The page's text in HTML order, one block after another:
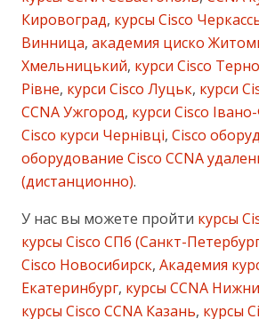
Кировоград, курсы Cisco
Винница, академия циско
Хмельницький, курси Cisco
Рівне, курси Cisco Луцьк, курси
CCNA Ужгород, курси Cisco
Cisco курси Чернівці, Cisco
оборудование Cisco CCNA
(дистанционно).
У нас вы можете пройти курсы
курсы Cisco СПб (Санкт-
Cisco Новосибирск, Академия
Екатеринбург, курсы CCNA
курсы Cisco CCNA Казань, курсы